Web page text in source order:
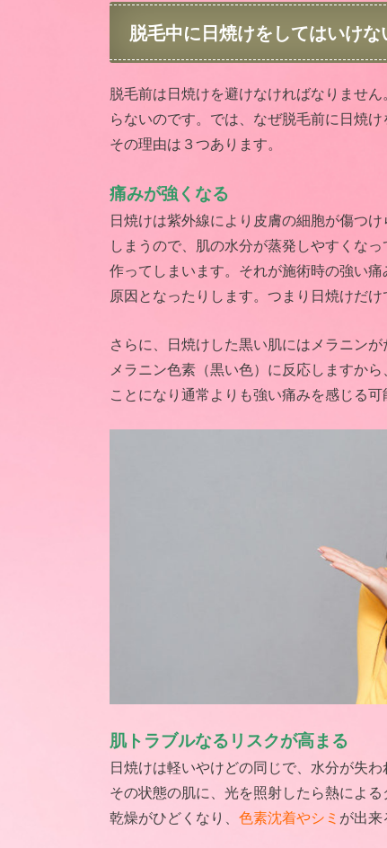
脱毛中に日焼けをしてはいけな
脱毛前は日焼けを避けなければなりませ
らないのです。では、なぜ脱毛前に日焼け
その理由は３つあります。
痛みが強くなる
日焼けは紫外線により皮膚の細胞が傷つ
しまうので、肌の水分が蒸発しやすくな
作ってしまいます。それが施術時の強い
原因となったりします。つまり日焼けだ
さらに、日焼けした黒い肌にはメラニン
メラニン色素（黒い色）に反応しますか
ことになり通常よりも強い痛みを感じる可
肌トラブルなるリスクが高まる
日焼けは軽いやけどの同じで、水分が失わ
その状態の肌に、光を照射したら熱によ
乾燥がひどくなり、 色素沈着やシミ が出来